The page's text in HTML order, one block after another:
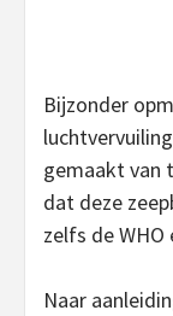
Bijzonder
gemaakt van
dat deze
zelfs de
Naar